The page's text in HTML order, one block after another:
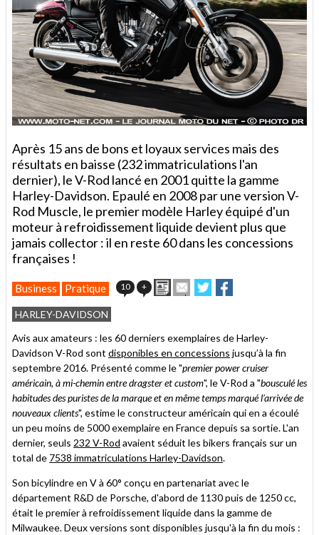
Après 15 ans de bons et loyaux services mais des
résultats en baisse (232 immatriculations l'an
dernier), le V-Rod lancé en 2001 quitte la gamme
Harley-Davidson. Epaulé en 2008 par une version V-
Rod Muscle, le premier modèle Harley équipé d'un
moteur à refroidissement liquide devient plus que
jamais collector : il en reste 60 dans les concessions
françaises !
Business Pratique 10 + ImprimerEnvoyer
cet
ami
Partager
sur
sur
HARLEY-DAVIDSON
Avis aux amateurs : les 60 derniers exemplaires de Harley-
Davidson V-Rod sont disponibles en concessions jusqu’à la fin
septembre 2016. Présenté comme le "premier power cruiser
américain, à mi-chemin entre dragster et custom", le V-Rod a "bousculé les
habitudes des puristes de la marque et en même temps marqué l’arrivée de
nouveaux clients", estime le constructeur américain qui en a écoulé
un peu moins de 5000 exemplaire en France depuis sa sortie. L'an
dernier, seuls 232 V-Rod avaient séduit les bikers français sur un
total de 7538 immatriculations Harley-Davidson.
Son bicylindre en V à 60° conçu en partenariat avec le
département R&D de Porsche, d'abord de 1130 puis de 1250 cc,
était le premier à refroidissement liquide dans la gamme de
Milwaukee. Deux versions sont disponibles jusqu'à la fin du mois :